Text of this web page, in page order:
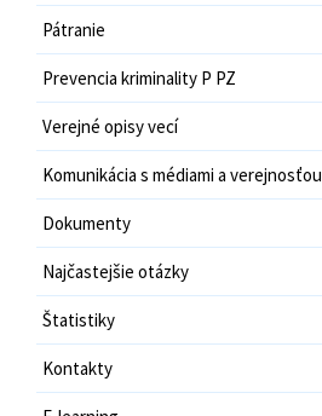
Pátranie
Prevencia kriminality P PZ
Verejné opisy vecí
Komunikácia s médiami a verejnosťou
Dokumenty
Najčastejšie otázky
Štatistiky
Kontakty